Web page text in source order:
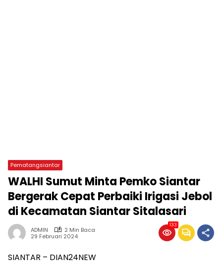
Pematangsiantar
WALHI Sumut Minta Pemko Siantar
Bergerak Cepat Perbaiki Irigasi Jebol
di Kecamatan Siantar Sitalasari
ADMIN
2 Min Baca
29 Februari 2024
133
SIANTAR – DIAN24NEW